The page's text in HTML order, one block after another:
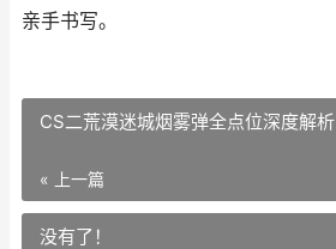
亲手书写。
CS二荒漠迷城烟雾弹全点位深度解析
« 上一篇
没有了！